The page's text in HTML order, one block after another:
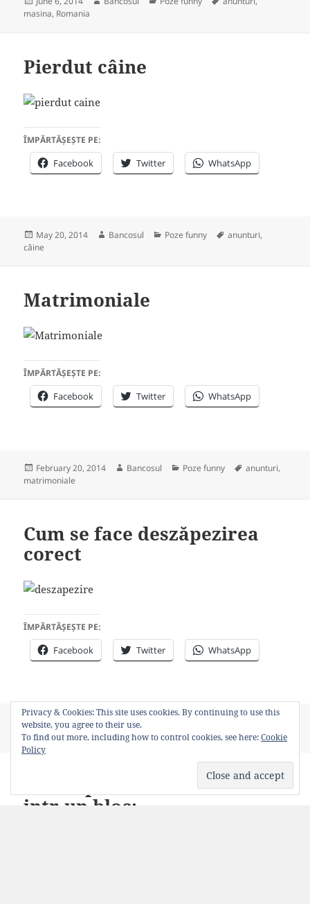
on
masina, Romania
Pierdut câine
ÎMPĂRTĂȘEȘTE PE:
Facebook Twitter WhatsApp
Posted
on
May 20, 2014 Author
Bancosul Categories
Poze funny Tags
anunturi,
câine
Matrimoniale
ÎMPĂRTĂȘEȘTE PE:
Facebook Twitter WhatsApp
Posted
on
February 20, 2014 Author
Bancosul Categories
Poze funny Tags
anunturi,
matrimoniale
Cum se face deszăpezirea
corect
ÎMPĂRTĂȘEȘTE PE:
Facebook Twitter WhatsApp
Posted
on
January 30, 2014 Author
Bancosul Categories
Poze funny
administrator,anunturi,credincios, Romania,zapada
Anunt pe usa de la intrare
intr-un bloc:
Privacy & Cookies: This site uses cookies. By continuing to use this
website, you agree to their use.
To find out more, including how to control cookies, see here:Cookie
Policy